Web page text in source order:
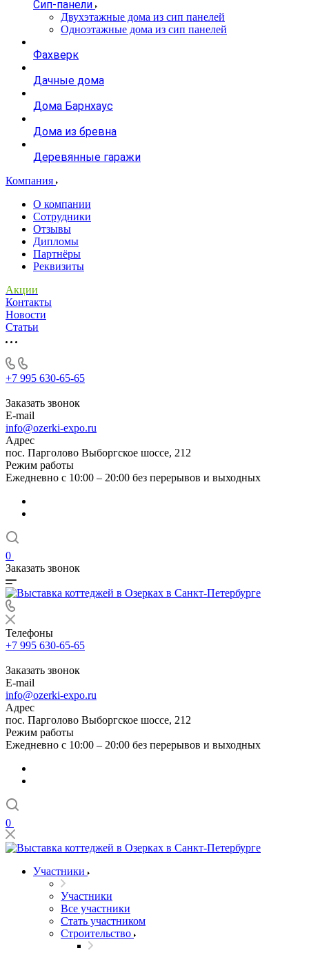
Сип-панели
Двухэтажные дома из сип панелей
Одноэтажные дома из сип панелей
Фахверк
Дачные дома
Дома Барнхаус
Дома из бревна
Деревянные гаражи
Компания
О компании
Сотрудники
Отзывы
Дипломы
Партнёры
Реквизиты
Акции
Контакты
Новости
Статьи
+7 995 630-65-65
Заказать звонок
E-mail
info@ozerki-expo.ru
Адрес
пос. Парголово Выборгское шоссе, 212
Режим работы
Ежедневно с 10:00 – 20:00 без перерывов и выходных
0
Заказать звонок
Телефоны
+7 995 630-65-65
Заказать звонок
E-mail
info@ozerki-expo.ru
Адрес
пос. Парголово Выборгское шоссе, 212
Режим работы
Ежедневно с 10:00 – 20:00 без перерывов и выходных
0
Участники
Участники
Все участники
Стать участником
Строительство